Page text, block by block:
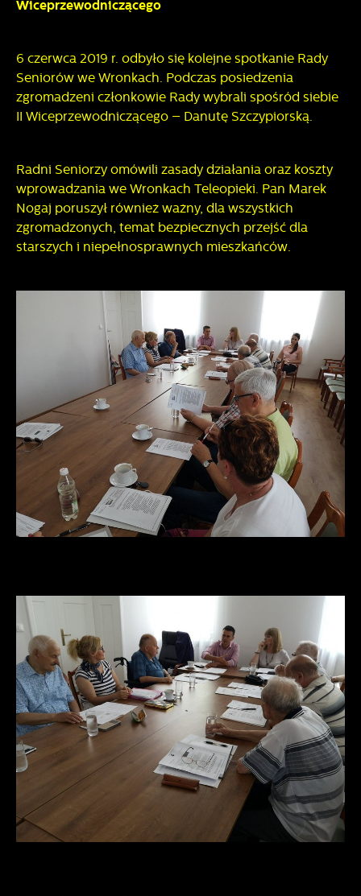
Wiceprzewodniczącego
6 czerwca 2019 r. odbyło się kolejne spotkanie Rady
Seniorów we Wronkach. Podczas posiedzenia
zgromadzeni członkowie Rady wybrali spośród siebie
II Wiceprzewodniczącego – Danutę Szczypiorską.
Radni Seniorzy omówili zasady działania oraz koszty
wprowadzania we Wronkach Teleopieki. Pan Marek
Nogaj poruszył również ważny, dla wszystkich
zgromadzonych, temat bezpiecznych przejść dla
starszych i niepełnosprawnych mieszkańców.